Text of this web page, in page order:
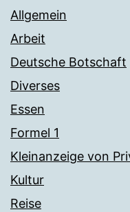
Allgemein
Arbeit
Deutsche Botschaft
Diverses
Essen
Formel 1
Kleinanzeige von
Kultur
Reise